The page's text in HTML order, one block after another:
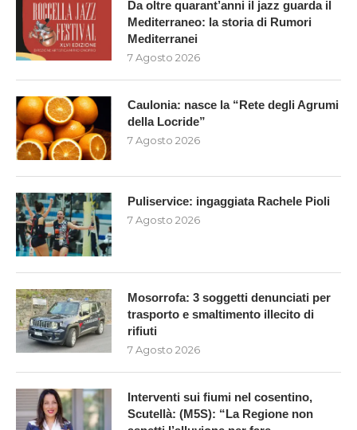
Da oltre quarant’anni il jazz guarda il
Mediterraneo: la storia di Rumori
Mediterranei
7 Agosto 2026
Caulonia: nasce la “Rete degli Agrumi
della Locride”
7 Agosto 2026
Puliservice: ingaggiata Rachele Pioli
7 Agosto 2026
Mosorrofa: 3 soggetti denunciati per
trasporto e smaltimento illecito di
rifiuti
7 Agosto 2026
Interventi sui fiumi nel cosentino,
Scutellà: (M5S): “La Regione non